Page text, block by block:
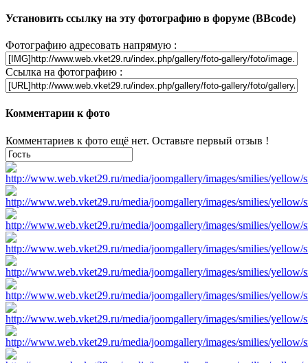
Установить ссылку на эту фотографию в форуме (BBcode)
Фотографию адресовать напрямую :
Ссылка на фотографию :
Комментарии к фото
Комментариев к фото ещё нет. Оставьте первый отзыв !